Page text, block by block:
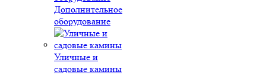
Дополнительное
оборудование
Уличные и
садовые камины